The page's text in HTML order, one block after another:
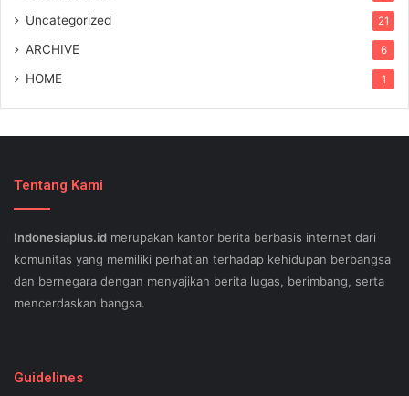
Uncategorized 21
ARCHIVE 6
HOME 1
Tentang Kami
Indonesiaplus.id merupakan kantor berita berbasis internet dari
komunitas yang memiliki perhatian terhadap kehidupan berbangsa
dan bernegara dengan menyajikan berita lugas, berimbang, serta
mencerdaskan bangsa.
your small business stand out exam gst from the opposition and
Guidelines